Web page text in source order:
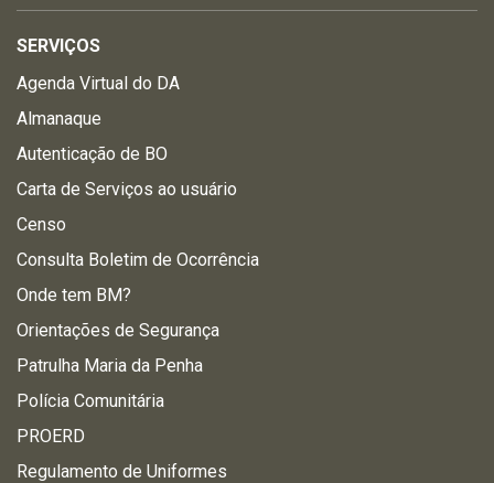
SERVIÇOS
Agenda Virtual do DA
Almanaque
Autenticação de BO
Carta de Serviços ao usuário
Censo
Consulta Boletim de Ocorrência
Onde tem BM?
Orientações de Segurança
Patrulha Maria da Penha
Polícia Comunitária
PROERD
Regulamento de Uniformes